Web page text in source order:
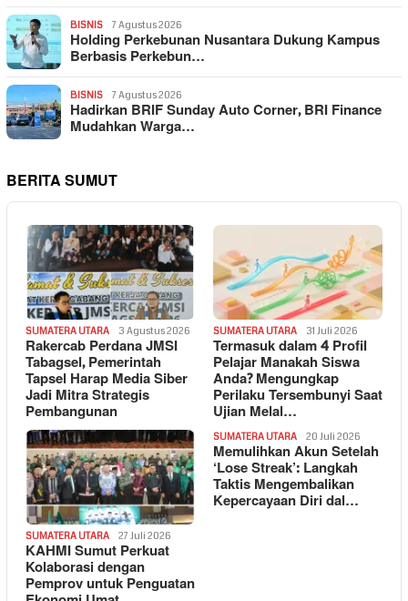
BISNIS 7 Agustus 2026
Holding Perkebunan Nusantara Dukung Kampus
Berbasis Perkebun…
BISNIS 7 Agustus 2026
Hadirkan BRIF Sunday Auto Corner, BRI Finance
Mudahkan Warga…
BERITA SUMUT
SUMATERA UTARA 3 Agustus 2026
Rakercab Perdana JMSI
Tabagsel, Pemerintah
Tapsel Harap Media Siber
Jadi Mitra Strategis
Pembangunan
SUMATERA UTARA 31 Juli 2026
Termasuk dalam 4 Profil
Pelajar Manakah Siswa
Anda? Mengungkap
Perilaku Tersembunyi Saat
Ujian Melal…
SUMATERA UTARA 27 Juli 2026
KAHMI Sumut Perkuat
Kolaborasi dengan
Pemprov untuk Penguatan
SUMATERA UTARA 20 Juli 2026
Memulihkan Akun Setelah
‘Lose Streak’: Langkah
Taktis Mengembalikan
Kepercayaan Diri dal…